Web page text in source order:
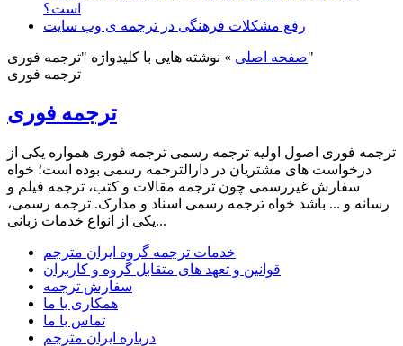
است؟
رفع مشکلات فرهنگی در ترجمه ی وب سایت
صفحه اصلی »
نوشته هایی با کلیدواژه "ترجمه فوری"
ترجمه فوری
ترجمه فوری
ترجمه فوری اصول اولیه ترجمه رسمی ترجمه فوری همواره یکی از
درخواست های مشتریان در دارالترجمه رسمی بوده است؛ خواه
سفارش غیررسمی چون ترجمه مقالات و کتب، ترجمه فیلم و
رسانه و ... باشد خواه ترجمه رسمی اسناد و مدارک. ترجمه رسمی،
یکی از انواع خدمات زبانی...
خدمات ترجمه گروه ایران مترجم
قوانین و تعهد های متقابل گروه و کاربران
سفارش ترجمه
همکاری با ما
تماس با ما
درباره ایران مترجم